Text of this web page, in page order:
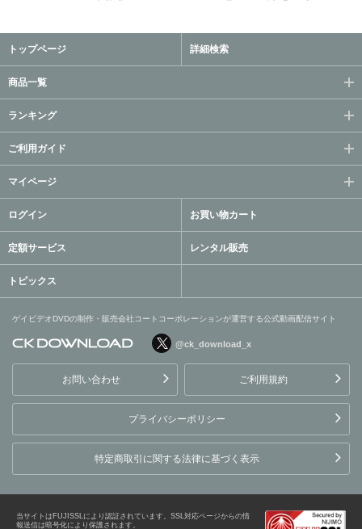
トップページ 詳細検索
商品一覧
ランキング
ご利用ガイド
マイページ
ログイン お買い物カート
定額サービス レンタル販売
トピックス
ゲイビデオDVDの制作・販売会社コートコーポレーションが運営する公式動画配信サイト
ョンが運営する公式動画配
信サイト
@ck_download_x
お問い合わせ ご利用規約
プライバシーポリシー
特定商取引に関する法律に基づく表示
当サイトはFUJISSLにより認証されています。SSL対応ページからの情
報送信は暗号化により保護されます。